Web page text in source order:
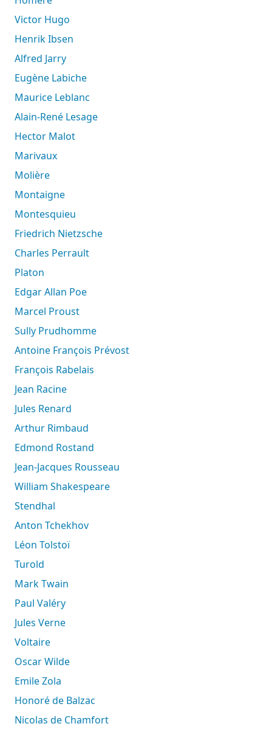
Victor Hugo
Henrik Ibsen
Alfred Jarry
Eugène Labiche
Maurice Leblanc
Alain-René Lesage
Hector Malot
Marivaux
Molière
Montaigne
Montesquieu
Friedrich Nietzsche
Charles Perrault
Platon
Edgar Allan Poe
Marcel Proust
Sully Prudhomme
Antoine François Prévost
François Rabelais
Jean Racine
Jules Renard
Arthur Rimbaud
Edmond Rostand
Jean-Jacques Rousseau
William Shakespeare
Stendhal
Anton Tchekhov
Léon Tolstoï
Turold
Mark Twain
Paul Valéry
Jules Verne
Voltaire
Oscar Wilde
Emile Zola
Honoré de Balzac
Nicolas de Chamfort